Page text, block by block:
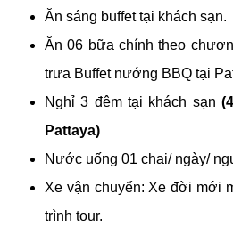
Ăn sáng buffet tại khách sạn.
Ăn 06 bữa chính theo
trưa Buffet nướng BBQ tại
Nghỉ 3 đêm tại khách sạn
Pattaya)
Nước uống 01 chai/ ngày/
Xe vận chuyển: Xe đời mới
trình tour.